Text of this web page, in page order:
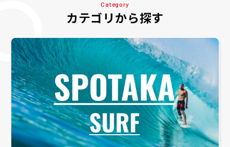
Category
カテゴリから探す